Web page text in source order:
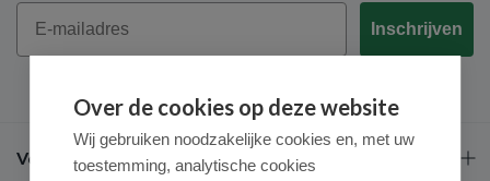
Email
Inschrijven
Veel gestelde vragen
Over de cookies op deze website
Wij gebruiken noodzakelijke cookies en, met uw
toestemming, analytische cookies